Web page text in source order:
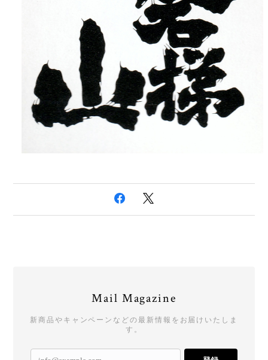
Mail Magazine
新商品やキャンペーンなどの最新情報をお届けいたしま
す。